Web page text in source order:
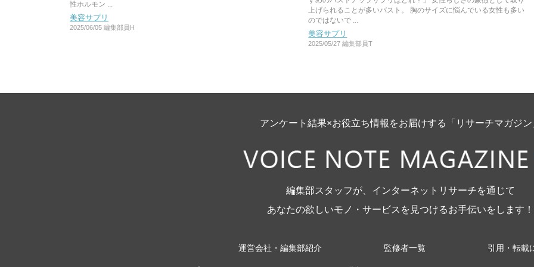
性ホルモン ...
美容サプリ
2025/06/05 編集部員H
上げられることが多いバスト。 胸のサイズに悩んでいる女性も多い
のではないで ...
美容サプリ
2025/05/27 編集部員T
アンケート結果×お役立ち情報をお届けする「リサーチマガジン
編集部スタッフが、インターネットリサーチを通じて
あなたの欲しいモノ・サービスを見つけるお手伝いをします！
運営会社・編集部紹介 監修者一覧 引用・転載